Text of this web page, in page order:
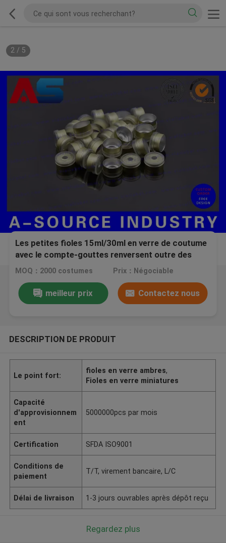
2/ 5
Les petites fioles 15ml/30ml en verre de coutume
avec le compte-gouttes renversent outre des
couvercles et des sertisseurs
MOQ：2000 costumes Prix：Négociable
meilleur prix Contactez nous
DESCRIPTION DE PRODUIT
Le point fort:
fioles en verre ambres,
Fioles en verre miniatures
Capacité
d'approvisionnem
ent
5000000pcs par mois
Certification SFDA ISO9001
Conditions de
paiement
T/T, virement bancaire, L/C
Délai de livraison 1-3 jours ouvrables après dépôt reçu
Regardez plus